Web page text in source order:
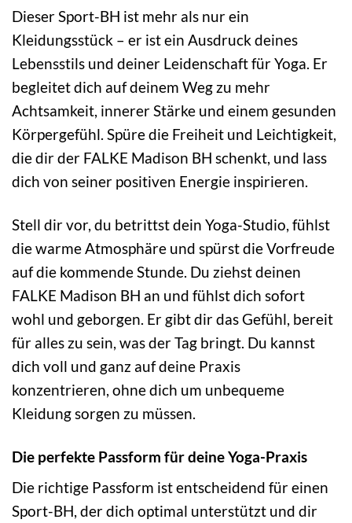
Dieser Sport-BH ist mehr als nur ein
Kleidungsstück – er ist ein Ausdruck deines
Lebensstils und deiner Leidenschaft für Yoga. Er
begleitet dich auf deinem Weg zu mehr
Achtsamkeit, innerer Stärke und einem gesunden
Körpergefühl. Spüre die Freiheit und Leichtigkeit,
die dir der FALKE Madison BH schenkt, und lass
dich von seiner positiven Energie inspirieren.
Stell dir vor, du betrittst dein Yoga-Studio, fühlst
die warme Atmosphäre und spürst die Vorfreude
auf die kommende Stunde. Du ziehst deinen
FALKE Madison BH an und fühlst dich sofort
wohl und geborgen. Er gibt dir das Gefühl, bereit
für alles zu sein, was der Tag bringt. Du kannst
dich voll und ganz auf deine Praxis
konzentrieren, ohne dich um unbequeme
Kleidung sorgen zu müssen.
Die perfekte Passform für deine Yoga-Praxis
Die richtige Passform ist entscheidend für einen
Sport-BH, der dich optimal unterstützt und dir